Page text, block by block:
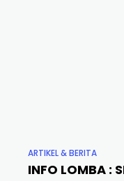
ARTIKEL & BERITA
INFO LOMBA :